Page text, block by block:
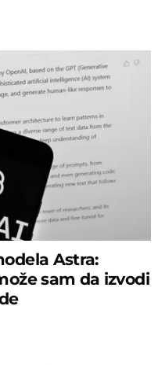
Astra:
sam da izvodi